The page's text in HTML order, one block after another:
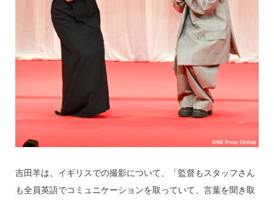
吉田羊は、イギリスでの撮影について、「監督もスタッフさん
も全員英語でコミュニケーションを取っていて、言葉を聞き取